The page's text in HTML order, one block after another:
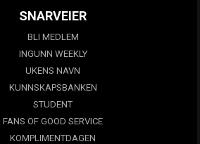
SNARVEIER
BLI MEDLEM
INGUNN WEEKLY
UKENS NAVN
KUNNSKAPSBANKEN
STUDENT
FANS OF GOOD SERVICE
KOMPLIMENTDAGEN